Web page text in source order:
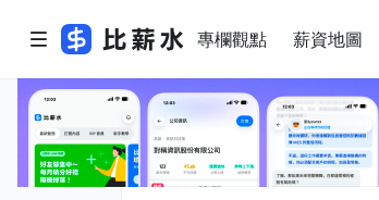
專欄觀點 薪資地圖